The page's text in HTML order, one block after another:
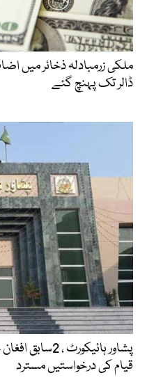
ڈالر تک پہنچ گئے
پشاور
قیام کی درخواستیں مسترد